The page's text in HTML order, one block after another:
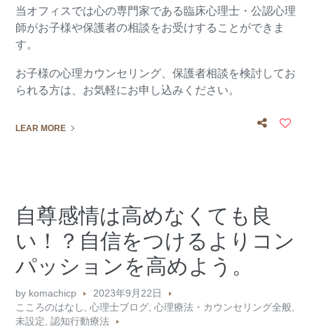
当オフィスでは心の専門家である臨床心理士・公認心理
師がお子様や保護者の相談をお受けすることができま
す。
お子様の心理カウンセリング、保護者相談を検討してお
られる方は、お気軽にお申し込みください。
LEAR MORE
自尊感情は高めなくても良
い！？自信をつけるよりコン
パッションを高めよう。
by komachicp
2023年9月22日
こころのはなし
,心理士ブログ ,心理療法・カウンセリング全般
未設定 ,認知行動療法